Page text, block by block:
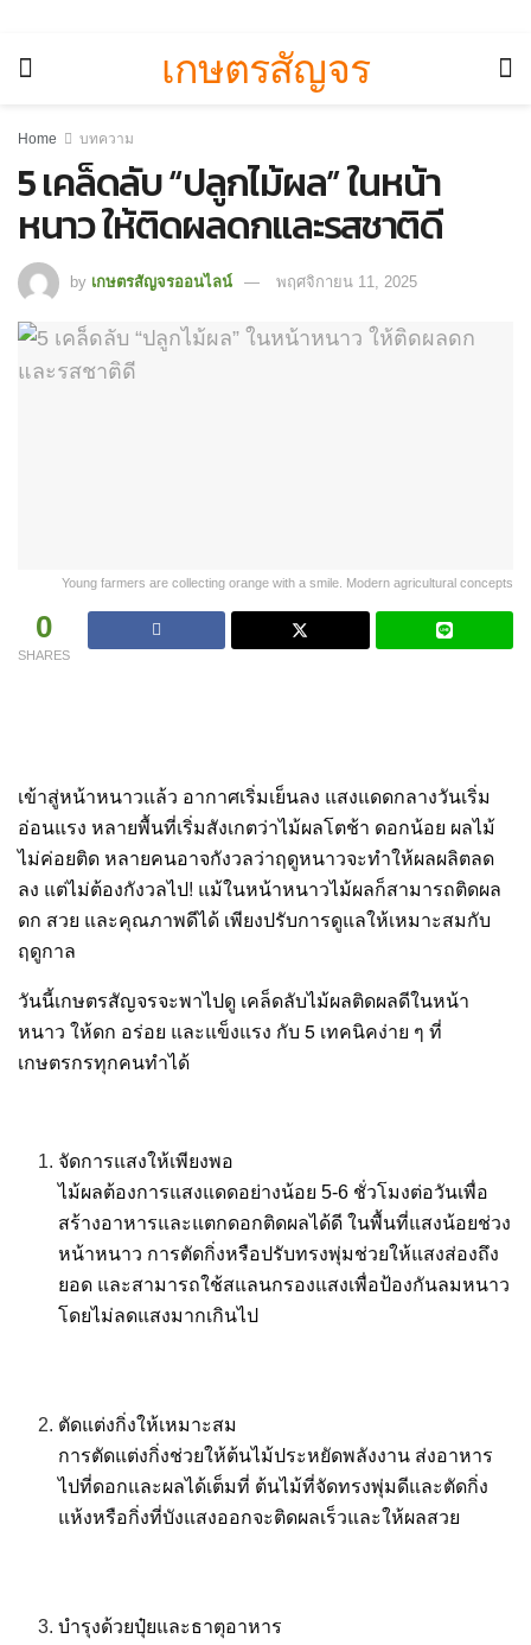
เกษตรสัญจร
Home บทความ
5 เคล็ดลับ “ปลูกไม้ผล” ในหน้า
หนาว ให้ติดผลดกและรสชาติดี
by เกษตรสัญจรออนไลน์ พฤศจิกายน 11, 2025
Young farmers are collecting orange with a smile. Modern agricultural concepts
0
SHARES
เข้าสู่หน้าหนาวแล้ว อากาศเริ่มเย็นลง แสงแดดกลางวันเริ่ม
อ่อนแรง หลายพื้นที่เริ่มสังเกตว่าไม้ผลโตช้า ดอกน้อย ผลไม้
ไม่ค่อยติด หลายคนอาจกังวลว่าฤดูหนาวจะทำให้ผลผลิตลด
ลง แต่ไม่ต้องกังวลไป! แม้ในหน้าหนาวไม้ผลก็สามารถติดผล
ดก สวย และคุณภาพดีได้ เพียงปรับการดูแลให้เหมาะสมกับ
ฤดูกาล
วันนี้เกษตรสัญจรจะพาไปดู เคล็ดลับไม้ผลติดผลดีในหน้า
หนาว ให้ดก อร่อย และแข็งแรง กับ 5 เทคนิคง่าย ๆ ที่
เกษตรกรทุกคนทำได้
จัดการแสงให้เพียงพอ
ไม้ผลต้องการแสงแดดอย่างน้อย 5-6 ชั่วโมงต่อวันเพื่อ
สร้างอาหารและแตกดอกติดผลได้ดี ในพื้นที่แสงน้อยช่วง
หน้าหนาว การตัดกิ่งหรือปรับทรงพุ่มช่วยให้แสงส่องถึง
ยอด และสามารถใช้สแลนกรองแสงเพื่อป้องกันลมหนาว
โดยไม่ลดแสงมากเกินไป
ตัดแต่งกิ่งให้เหมาะสม
การตัดแต่งกิ่งช่วยให้ต้นไม้ประหยัดพลังงาน ส่งอาหาร
ไปที่ดอกและผลได้เต็มที่ ต้นไม้ที่จัดทรงพุ่มดีและตัดกิ่ง
แห้งหรือกิ่งที่บังแสงออกจะติดผลเร็วและให้ผลสวย
บำรุงด้วยปุ๋ยและธาตุอาหาร